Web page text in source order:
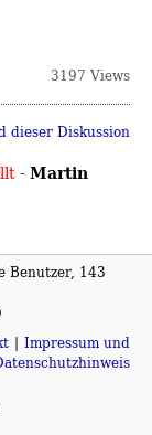
3197 Views
dieser Diskussion
- Martin
Benutzer, 143
Impressum und